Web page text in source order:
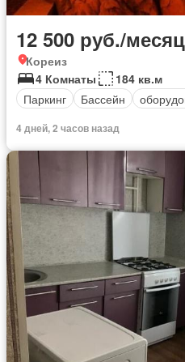
12 500 руб./месяц
Кореиз
4 Комнаты
184 кв.м
Паркинг
Бассейн
4 дней, 2 часов назад